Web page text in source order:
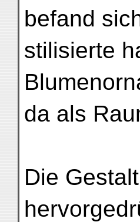
befand
stilisierte
da als
Die